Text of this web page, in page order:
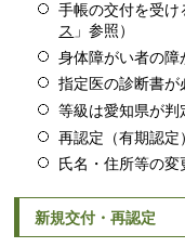
手帳の交付を受
ス 」参照）
身体障がい者の障
指定医の診断書が
等級は愛知県が判
再認定（有期認定
氏名・住所等の変
新規交付・再認定